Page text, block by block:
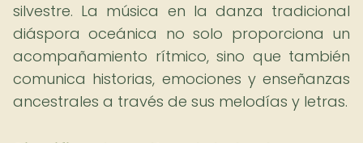
silvestre. La música en la danza tradicional
diáspora oceánica no solo proporciona un
acompañamiento rítmico, sino que también
comunica historias, emociones y enseñanzas
ancestrales a través de sus melodías y letras.